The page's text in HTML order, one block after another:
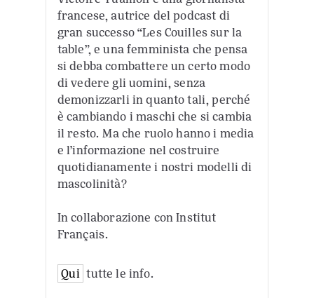
francese, autrice del podcast di
gran successo “Les Couilles sur la
table”, e una femminista che pensa
si debba combattere un certo modo
di vedere gli uomini, senza
demonizzarli in quanto tali, perché
è cambiando i maschi che si cambia
il resto. Ma che ruolo hanno i media
e l’informazione nel costruire
quotidianamente i nostri modelli di
mascolinità?
In collaborazione con Institut
Français.
Qui tutte le info.